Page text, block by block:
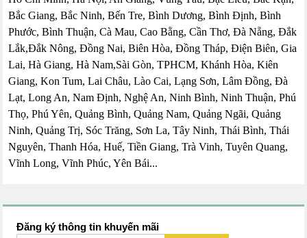
Bắc Giang, Bắc Ninh, Bến Tre, Bình Dương, Bình Định, Bình
Phước, Bình Thuận, Cà Mau, Cao Bằng, Cần Thơ, Đà Nẵng, Đắk
Lắk,Đắk Nông, Đồng Nai, Biên Hòa, Đồng Tháp, Điện Biên, Gia
Lai, Hà Giang, Hà Nam,Sài Gòn, TPHCM, Khánh Hòa, Kiên
Giang, Kon Tum, Lai Châu, Lào Cai, Lạng Sơn, Lâm Đồng, Đà
Lạt, Long An, Nam Định, Nghệ An, Ninh Bình, Ninh Thuận, Phú
Thọ, Phú Yên, Quảng Bình, Quảng Nam, Quảng Ngãi, Quảng
Ninh, Quảng Trị, Sóc Trăng, Sơn La, Tây Ninh, Thái Bình, Thái
Nguyên, Thanh Hóa, Huế, Tiền Giang, Trà Vinh, Tuyên Quang,
Vĩnh Long, Vĩnh Phúc, Yên Bái...
Đăng ký thông tin khuyến mãi